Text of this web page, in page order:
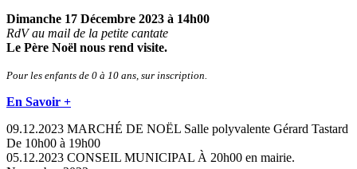
Dimanche 17 Décembre 2023 à 14h00
RdV au mail de la petite cantate
Le Père Noël nous rend visite.
Pour les enfants de 0 à 10 ans, sur inscription.
En Savoir +
09.12.2023 MARCHÉ DE NOËL Salle polyvalente Gérard Tastard
De 10h00 à 19h00
05.12.2023 CONSEIL MUNICIPAL À 20h00 en mairie.